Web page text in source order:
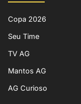
Copa 2026
Seu Time
TV AG
Mantos AG
AG Curioso